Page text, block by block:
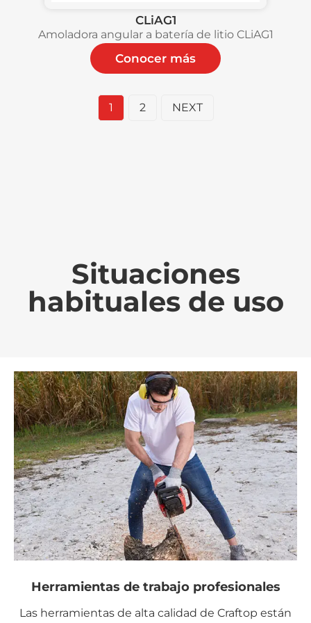
CLiAG1
Amoladora angular a batería de litio CLiAG1
Conocer más
1 2 NEXT
Situaciones
habituales de uso
Herramientas de trabajo profesionales
Las herramientas de alta calidad de Craftop están